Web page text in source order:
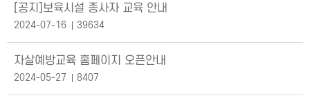
[공지]보육시설 종사자 교육 안내
2024-07-16 39634
자살예방교육 홈페이지 오픈안내
2024-05-27 8407